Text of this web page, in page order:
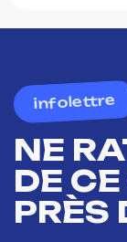
infolettre
NE
DE
PRÈS